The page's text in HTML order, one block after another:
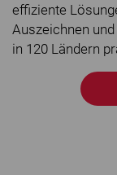
effiziente
Auszeichnen
in 120 Ländern